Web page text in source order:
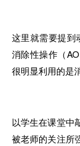
这里就需要提到
消除性操作（
很明显利用的是
以学生在课堂中
被老师的关注所